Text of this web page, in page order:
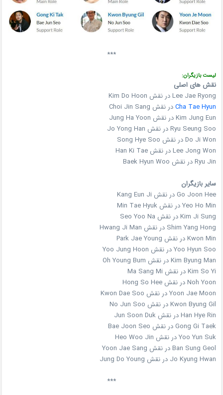
***
لیست بازیگران:
نقش های اصلی
Lee Jae Ryong در نقش Kim Do Hoon
Cha Tae Hyunدر نقش Choi Jin Sang
Kim Jung Eun در نقش Jung Ha Yoon
Ryu Seung Soo در نقش Jo Yong Han
Do Ji Won در نقش Song Hye Soo
Lee Jong Won در نقش Han Ki Tae
Ryu Jin در نقش Baek Hyun Woo
سایر بازیگران
Go Joon Hee در نقش Kang Eun Ji
Yeo Ho Min در نقش Min Tae Hyuk
Kim Ji Sung در نقش Seo Yoo Na
Shim Yang Hong در نقش Hwang Ji Man
Kwon Min در نقش Park Jae Young
Yoo Hyun Soo در نقش Yoo Jung Hoon
Kim Byung Man در نقش Oh Young Bum
Kim So Yi در نقش Ma Sang Mi
Noh Yoon در نقش Hong So Hee
Yoon Jae Moon در نقش Kwon Dae Soo
Kwon Byung Gil در نقش No Jun Soo
Han Hye Rin در نقش Jun Soon Duk
Gong Gi Taek در نقش Bae Joon Seo
Yoo Yun Suk در نقش Heo Woo Jin
Ban Sung Geol در نقش Yoon Jae Sang
Jo Kyung Hwan در نقش Jung Do Young
***